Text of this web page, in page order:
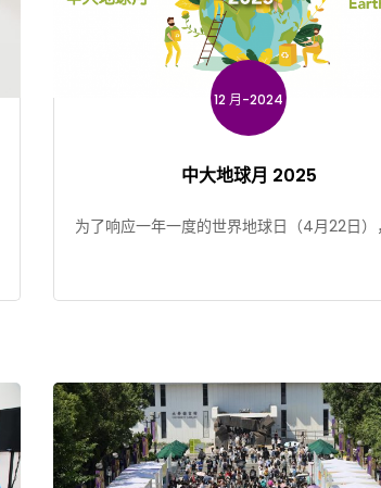
12 月-2024
中大地球月 2025
为了响应一年一度的世界地球日（4月22日）